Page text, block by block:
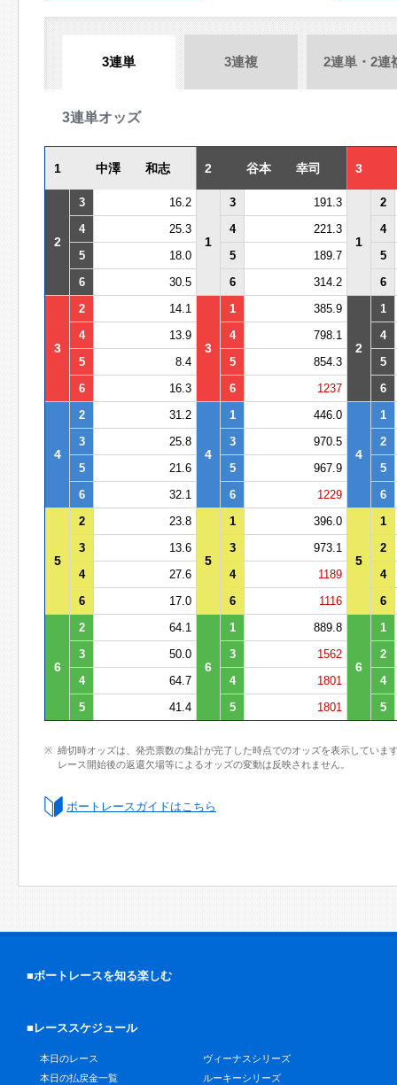
3連単 3連複 2連単・2連
3連単オッズ
1 中澤 和志 2 谷本 幸司 3
2
3 16.2
1
3 191.3
1
2
4
25.3 4 221.3
4
5
18.0 5 189.7
5
6
30.5 6 314.2 6
3
2 14.1
3
1 385.9
2
1
4
13.9 4 798.1
4
5
8.4 5 854.3
5
6
16.3 6 1237 6
4
2 31.2
4
1 446.0
4
1
3
25.8 3 970.5
2
5
21.6 5 967.9
5
6
32.1 6 1229 6
5
2 23.8
5
1 396.0
5
1
3
13.6 3 973.1
2
4
27.6 4 1189
4
6
17.0 6 1116 6
6
2 64.1
6
1 889.8
6
1
3
50.0 3 1562
2
4
64.7 4 1801
4
5
41.4 5 1801 5
締切時オッズは、発売票数の集計が完了した時点でのオッズを表示していま
レース開始後の返還欠場等によるオッズの変動は反映されません。
ボートレースガイドはこちら
■ボートレースを知る楽しむ
■レーススケジュール
本日のレース
本日の払戻金一覧
ヴィーナスシリーズ
ルーキーシリーズ